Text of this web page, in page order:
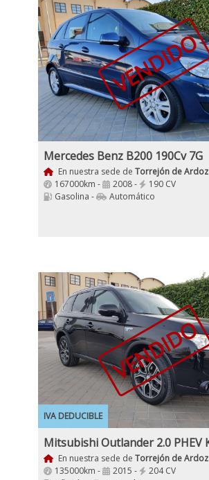
VENDIDO
Mercedes Benz B200 190Cv 7G
En nuestra sede de Torrejón de Ardoz
167000km -
2008 -
190 CV
Gasolina -
Automático
IVA DEDUCIBLE
VENDIDO
En nuestra sede de Torrejón de Ardoz
135000km -
2015 -
204 CV